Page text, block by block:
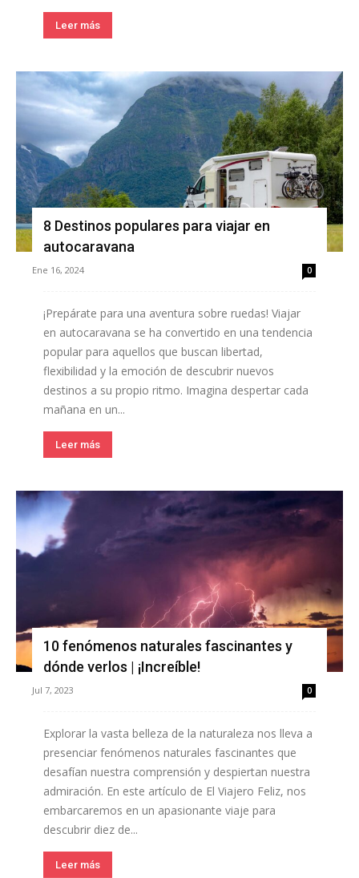
Leer más
8 Destinos populares para viajar en
autocaravana
Ene 16, 2024 0
¡Prepárate para una aventura sobre ruedas! Viajar
en autocaravana se ha convertido en una tendencia
popular para aquellos que buscan libertad,
flexibilidad y la emoción de descubrir nuevos
destinos a su propio ritmo. Imagina despertar cada
mañana en un...
Leer más
10 fenómenos naturales fascinantes y
dónde verlos | ¡Increíble!
Jul 7, 2023 0
Explorar la vasta belleza de la naturaleza nos lleva a
presenciar fenómenos naturales fascinantes que
desafían nuestra comprensión y despiertan nuestra
admiración. En este artículo de El Viajero Feliz, nos
embarcaremos en un apasionante viaje para
descubrir diez de...
Leer más